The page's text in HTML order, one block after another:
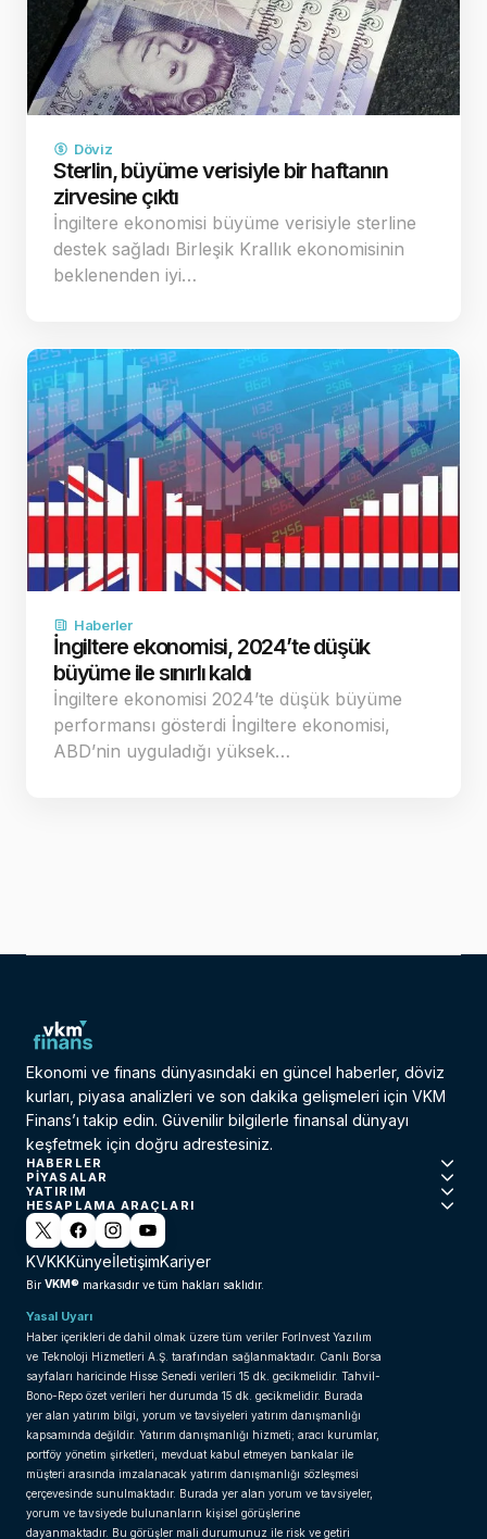
Döviz
Sterlin, büyüme verisiyle bir haftanın
zirvesine çıktı
İngiltere ekonomisi büyüme verisiyle sterline
destek sağladı Birleşik Krallık ekonomisinin
beklenenden iyi…
Haberler
İngiltere ekonomisi, 2024’te düşük
büyüme ile sınırlı kaldı
İngiltere ekonomisi 2024’te düşük büyüme
performansı gösterdi İngiltere ekonomisi,
ABD’nin uyguladığı yüksek…
Ekonomi ve finans dünyasındaki en güncel haberler, döviz
kurları, piyasa analizleri ve son dakika gelişmeleri için VKM
Finans’ı takip edin. Güvenilir bilgilerle finansal dünyayı
keşfetmek için doğru adrestesiniz.
HABERLER
PIYASALAR
YATIRIM
HESAPLAMA ARAÇLARI
KVKKKünyeİletişimKariyer
Bir VKM® markasıdır ve tüm hakları saklıdır.
Yasal Uyarı
Haber içerikleri de dahil olmak üzere tüm veriler ForInvest Yazılım
ve Teknoloji Hizmetleri A.Ş. tarafından sağlanmaktadır. Canlı Borsa
sayfaları haricinde Hisse Senedi verileri 15 dk. gecikmelidir. Tahvil-
Bono-Repo özet verileri her durumda 15 dk. gecikmelidir. Burada
yer alan yatırım bilgi, yorum ve tavsiyeleri yatırım danışmanlığı
kapsamında değildir. Yatırım danışmanlığı hizmeti; aracı kurumlar,
portföy yönetim şirketleri, mevduat kabul etmeyen bankalar ile
müşteri arasında imzalanacak yatırım danışmanlığı sözleşmesi
çerçevesinde sunulmaktadır. Burada yer alan yorum ve tavsiyeler,
yorum ve tavsiyede bulunanların kişisel görüşlerine
dayanmaktadır. Bu görüşler mali durumunuz ile risk ve getiri